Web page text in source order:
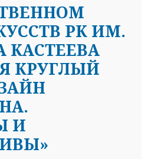
РК ИМ.
КАСТЕЕВА
КРУГЛЫЙ
И